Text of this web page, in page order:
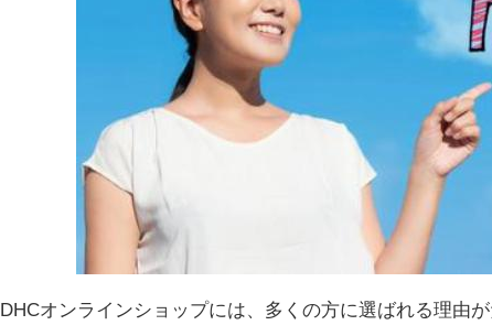
DHCオンラインショップには、多くの方に選ばれる理由が